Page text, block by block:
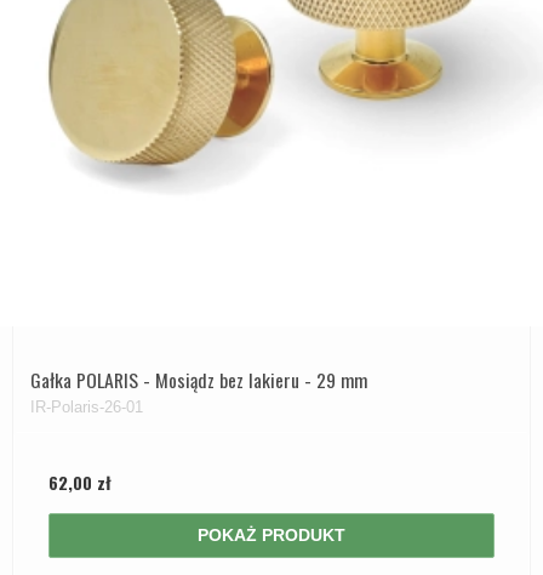
Gałka POLARIS - Mosiądz bez lakieru - 29 mm
IR-Polaris-26-01
62,00 zł
POKAŻ PRODUKT